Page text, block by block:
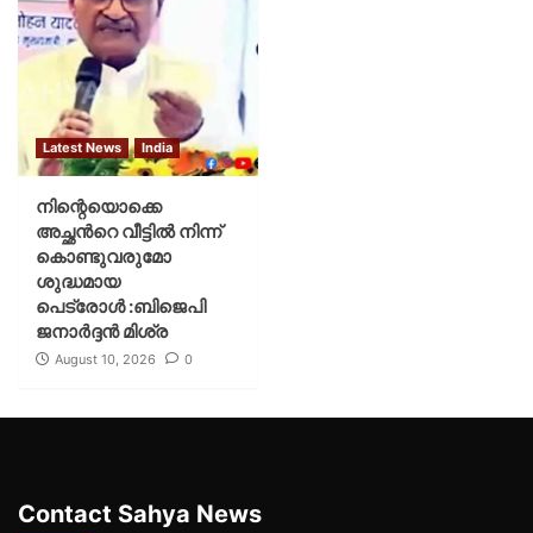
Latest News India
നിന്റെയൊക്കെ
അച്ഛൻറെ വീട്ടിൽ നിന്ന്
കൊണ്ടുവരുമോ
ശുദ്ധമായ
പെട്രോൾ :ബിജെപി
ജനാർദ്ദൻ മിശ്ര
August 10, 2026 0
Contact Sahya News